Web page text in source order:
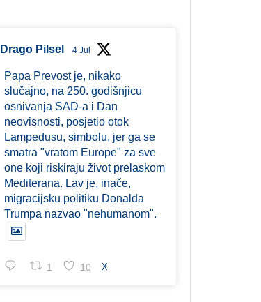
Drago Pilsel 4 Jul
Papa Prevost je, nikako
slučajno, na 250. godišnjicu
osnivanja SAD-a i Dan
neovisnosti, posjetio otok
Lampedusu, simbolu, jer ga se
smatra "vratom Europe" za sve
one koji riskiraju život prelaskom
Mediterana. Lav je, inače,
migracijsku politiku Donalda
Trumpa nazvao "nehumanom".
1 10 X